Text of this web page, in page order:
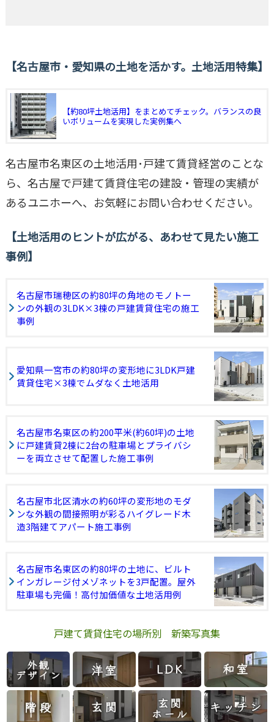
名古屋市・愛知県の土地を活かす。土地活用特集
【約80坪土地活用】をまとめてチェック。バランスの良
いボリュームを実現した実例集へ
名古屋市名東区の土地活用･戸建て賃貸経営のことな
ら、名古屋で戸建て賃貸住宅の建設・管理の実績が
あるユニホーへ、お気軽にお問い合わせください。
土地活用のヒントが広がる、あわせて見たい施工
事例
名古屋市瑞穂区の約80坪の角地のモノトー
ンの外観の3LDK×3棟の戸建賃貸住宅の施工
事例
愛知県一宮市の約80坪の変形地に3LDK戸建
賃貸住宅×3棟でムダなく土地活用
名古屋市名東区の約200平米(約60坪)の土地
に戸建賃貸2棟に2台の駐車場とプライバシ
ーを両立させて配置した施工事例
名古屋市北区清水の約60坪の変形地のモダ
ンな外観の間接照明が彩るハイグレード木
造3階建てアパート施工事例
名古屋市名東区の約80坪の土地に、ビルト
インガレージ付メゾネットを3戸配置。屋外
駐車場も完備！高付加価値な土地活用例
戸建て賃貸住宅の場所別 新築写真集